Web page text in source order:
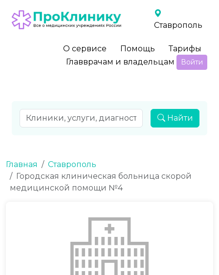
Ставрополь
О сервисе Помощь
Тарифы
Главврачам и владельцам
Войти
Найти
Главная
Ставрополь
Городская клиническая больница скорой
медицинской помощи №4